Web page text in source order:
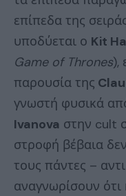
επίπεδα της
υποδύεται ο Kit
Game of Thrones),
παρουσία της
γνωστή φυσικά
Ivanova στην cult
στροφή βέβαια
τους πάντες –
αναγνωρίσουν